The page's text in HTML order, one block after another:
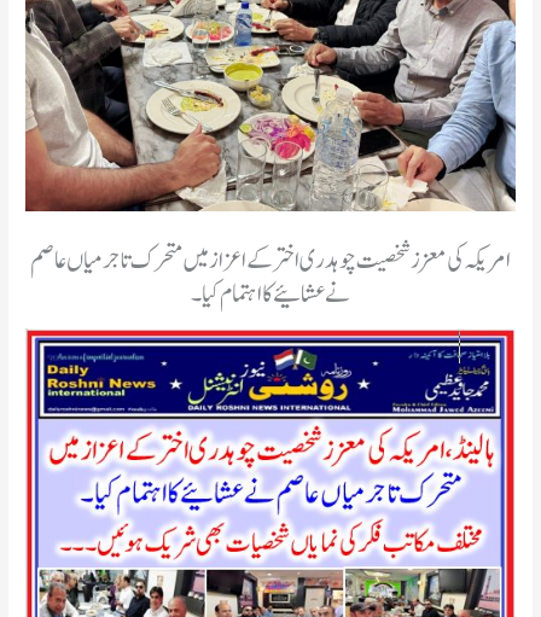
امریکہ کی معزز شخصیت چوہدری اختر کے اعزاز میں متحرک تاجر میاں عاصم
نے عشائیے کا اہتمام کیا ۔